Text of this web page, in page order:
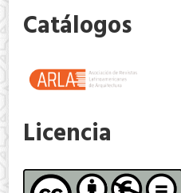
Catálogos
Licencia